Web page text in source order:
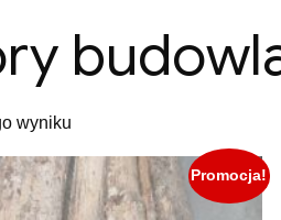
wyniku
Promocja!